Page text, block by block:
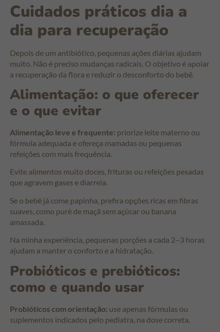
Cuidados práticos dia a
dia para recuperação
Depois de um antibiótico, pequenas ações diárias ajudam
muito. Não é preciso mudanças radicais. O objetivo é apoiar
a recuperação da flora e reduzir o desconforto do bebê.
Alimentação: o que oferecer
e o que evitar
Alimentação leve e frequente: priorize leite materno ou
fórmula adequada e ofereça mamadas ou pequenas
refeições com mais frequência.
Evite alimentos muito doces, frituras ou refeições pesadas
que agravem gases e diarreia.
Se o bebê já come papinha, prefira opções ricas em fibras
suaves, como purê de maçã sem açúcar ou banana
amassada.
Na minha experiência, pequenas porções a cada 2–3 horas
ajudam a manter o conforto e a hidratação.
Probióticos e prebióticos:
como e quando usar
Probióticos com orientação: use apenas fórmulas ou
suplementos indicados pelo pediatra, na dose correta.